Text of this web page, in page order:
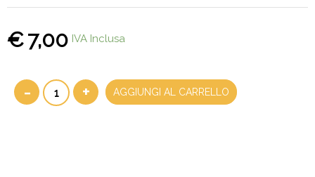
7,00
€ IVA Inclusa
- + AGGIUNGI AL CARRELLO